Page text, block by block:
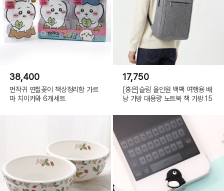
38,400
먼작귀 연필꽂이 책상정리함 가르
마 치이카와 6개세트
17,750
[홍은]슬림 올인원 백팩 여행용 배
낭 가방 대용량 노트북 책 가방 15